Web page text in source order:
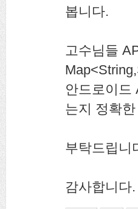
봅니다.
고수님들
안드로이드
는지 정확
부탁드립니
감사합니다.